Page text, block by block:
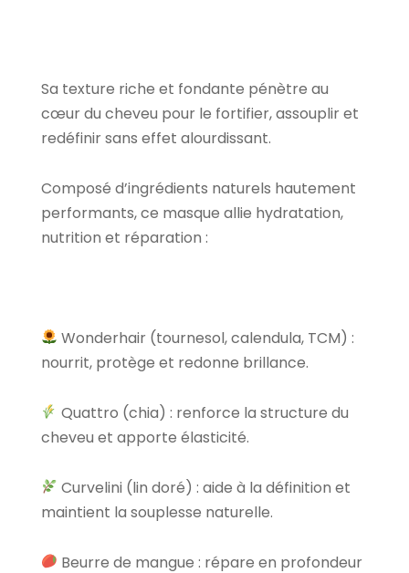
Sa texture riche et fondante pénètre au
cœur du cheveu pour le fortifier, assouplir et
redéfinir sans effet alourdissant.
Composé d’ingrédients naturels hautement
performants, ce masque allie hydratation,
nutrition et réparation :
Wonderhair (tournesol, calendula, TCM) :
nourrit, protège et redonne brillance.
Quattro (chia) : renforce la structure du
cheveu et apporte élasticité.
Curvelini (lin doré) : aide à la définition et
maintient la souplesse naturelle.
Beurre de mangue : répare en profondeur